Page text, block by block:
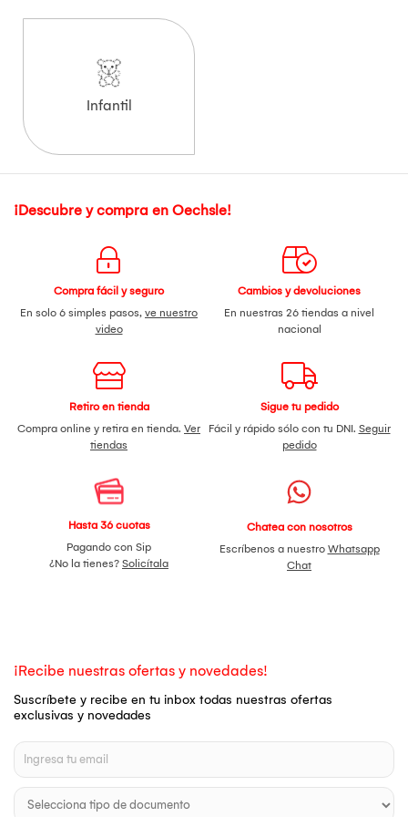
Infantil
¡Descubre y compra en Oechsle!
Compra fácil y seguro
En solo 6 simples pasos, ve nuestro
video
Cambios y devoluciones
En nuestras 26 tiendas a nivel
nacional
Retiro en tienda
Compra online y retira en tienda. Ver
tiendas
Sigue tu pedido
Fácil y rápido sólo con tu DNI. Seguir
pedido
Hasta 36 cuotas
Pagando con Sip
¿No la tienes? Solicítala
Chatea con nosotros
Escríbenos a nuestro Whatsapp
Chat
¡Recibe nuestras ofertas y novedades!
Suscríbete y recibe en tu inbox todas nuestras ofertas
exclusivas y novedades